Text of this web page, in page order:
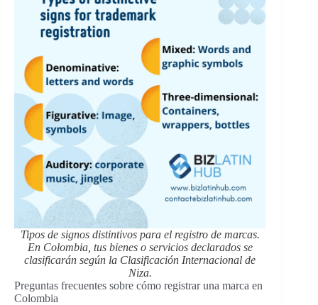
Tipos de signos distintivos para el registro de marcas.
En Colombia, tus bienes o servicios declarados se
clasificarán según la Clasificación Internacional de
Niza.
Preguntas frecuentes sobre cómo registrar una marca en
Colombia